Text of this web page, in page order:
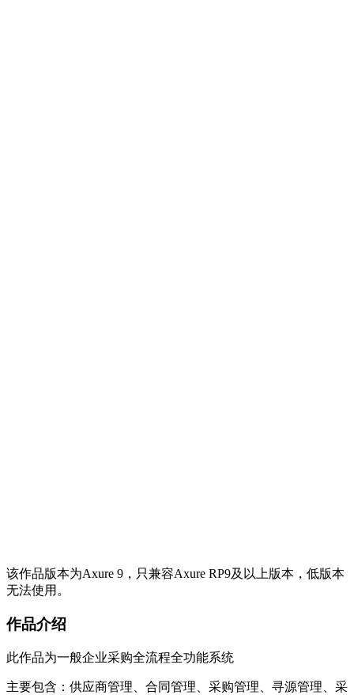
该作品版本为Axure 9，只兼容Axure RP9及以上版本，低版本
无法使用。
作品介绍
此作品为一般企业采购全流程全功能系统
主要包含：供应商管理、合同管理、采购管理、寻源管理、采